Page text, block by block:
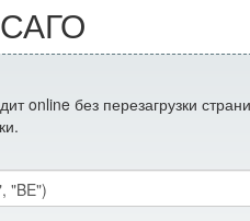
online без перезагрузки